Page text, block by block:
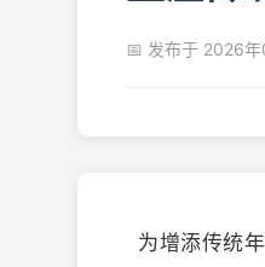
📅 发布于 2026
为增添传统